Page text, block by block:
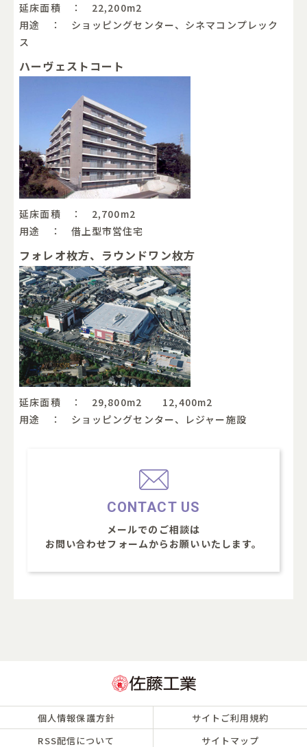
延床面積 ： 22,200m2
用途 ： ショッピングセンター、シネマコンプレック
ス
ハーヴェストコート
延床面積 ： 2,700m2
用途 ： 借上型市営住宅
フォレオ枚方、ラウンドワン枚方
延床面積 ： 29,800m2 12,400m2
用途 ： ショッピングセンター、レジャー施設
CONTACT US
メールでのご相談は
お問い合わせフォームからお願いいたします。
個人情報保護方針
サイトご利用規約
RSS配信について
サイトマップ